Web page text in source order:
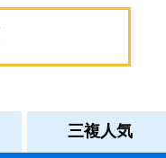
三複人気